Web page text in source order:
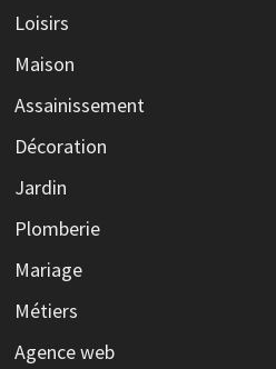
Loisirs
Maison
Assainissement
Décoration
Jardin
Plomberie
Mariage
Métiers
Agence web